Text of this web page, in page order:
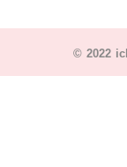
© 2022